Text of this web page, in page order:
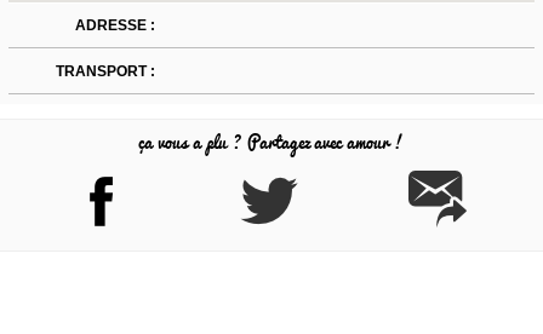
ADRESSE :
TRANSPORT :
ça vous a plu ? Partagez avec amour !